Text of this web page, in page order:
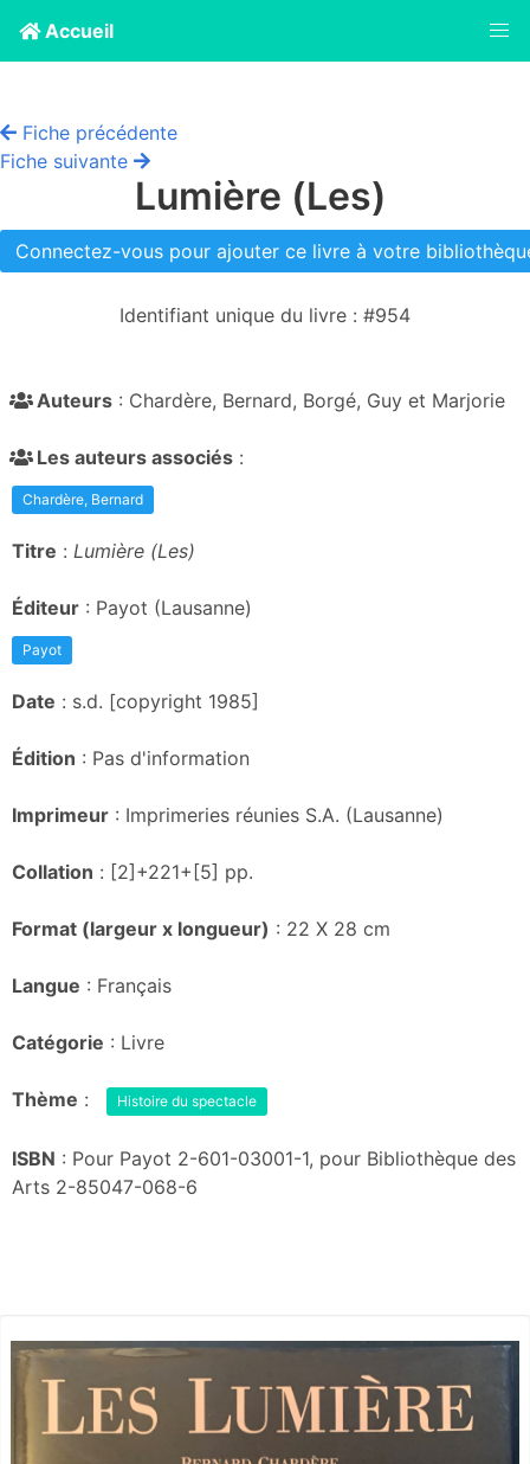
Accueil
Fiche précédente
Fiche suivante
Lumière (Les)
Connectez-vous pour ajouter ce livre à votre
Identifiant unique du livre : #954
Auteurs : Chardère, Bernard, Borgé, Guy et Marjorie
Les auteurs associés :
Chardère, Bernard
Titre : Lumière (Les)
Éditeur : Payot (Lausanne)
Payot
Date : s.d. [copyright 1985]
Édition : Pas d'information
Imprimeur : Imprimeries réunies S.A. (Lausanne)
Collation : [2]+221+[5] pp.
Format (largeur x longueur) : 22 X 28 cm
Langue : Français
Catégorie : Livre
Thème : Histoire du spectacle
ISBN : Pour Payot 2-601-03001-1, pour Bibliothèque des
Arts 2-85047-068-6